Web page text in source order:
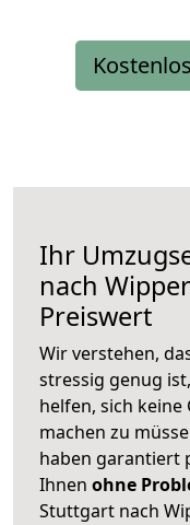
Ihr
nach
Preiswert
Wir verstehen,
stressig genug
helfen, sich keine
machen zu
haben garantiert
Ihnen ohne
Stuttgart nach